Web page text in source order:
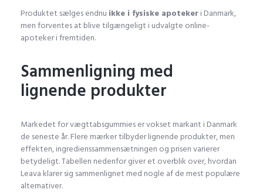
Produktet sælges endnu ikke i fysiske apotekeri Danmark,
men forventes at blive tilgængeligt i udvalgte online-
apoteker i fremtiden.
Sammenligning med
lignende produkter
Markedet for vægttabsgummies er vokset markant i Danmark
de seneste år. Flere mærker tilbyder lignende produkter, men
effekten, ingredienssammensætningen og prisen varierer
betydeligt. Tabellen nedenfor giver et overblik over, hvordan
Leava klarer sig sammenlignet med nogle af de mest populære
alternativer.